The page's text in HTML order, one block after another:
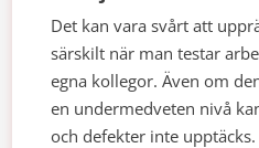
Det kan vara svårt att
särskilt när man testar
egna kollegor. Även om
en undermedveten nivå
och defekter inte upptäcks.